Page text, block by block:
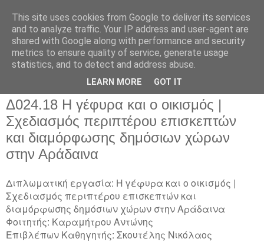
Δ024.18 Η γέφυρα και ο οικισμός |
Σχεδιασμός περιπτέρου επισκεπτών
και διαμόρφωσης δημόσιων χώρων
στην Αράδαινα
Διπλωματική εργασία: Η γέφυρα και ο οικισμός |
Σχεδιασμός περιπτέρου επισκεπτών και
διαμόρφωσης δημόσιων χώρων στην Αράδαινα
Φοιτητής: Καραμήτρου Αντώνης
Επιβλέπων Καθηγητής: Σκουτέλης Νικόλαος
This site uses cookies from Google to deliver its services
and to analyze traffic. Your IP address and user-agent are
shared with Google along with performance and security
metrics to ensure quality of service, generate usage
statistics, and to detect and address abuse.
LEARN MORE GOT IT